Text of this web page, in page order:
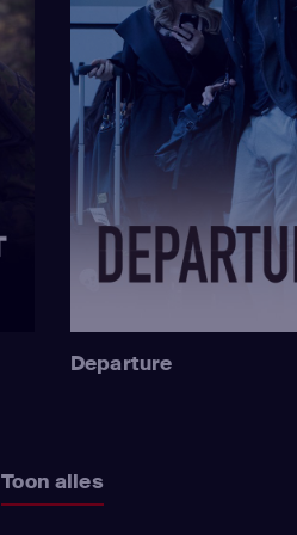
Departure
Toon alles